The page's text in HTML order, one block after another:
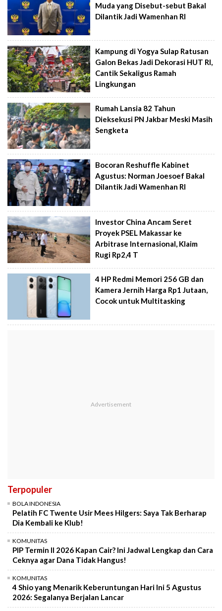
Muda yang Disebut-sebut Bakal
Dilantik Jadi Wamenhan RI
Kampung di Yogya Sulap Ratusan
Galon Bekas Jadi Dekorasi HUT RI,
Cantik Sekaligus Ramah
Lingkungan
Rumah Lansia 82 Tahun
Dieksekusi PN Jakbar Meski Masih
Sengketa
Bocoran Reshuffle Kabinet
Agustus: Norman Joesoef Bakal
Dilantik Jadi Wamenhan RI
Investor China Ancam Seret
Proyek PSEL Makassar ke
Arbitrase Internasional, Klaim
Rugi Rp2,4 T
4 HP Redmi Memori 256 GB dan
Kamera Jernih Harga Rp1 Jutaan,
Cocok untuk Multitasking
Terpopuler
BOLA INDONESIA
Pelatih FC Twente Usir Mees Hilgers: Saya Tak Berharap
Dia Kembali ke Klub!
KOMUNITAS
PIP Termin II 2026 Kapan Cair? Ini Jadwal Lengkap dan Cara
Ceknya agar Dana Tidak Hangus!
KOMUNITAS
4 Shio yang Menarik Keberuntungan Hari Ini 5 Agustus
2026: Segalanya Berjalan Lancar